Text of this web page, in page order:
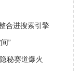
合进搜索引擎
”
秘赛道爆火